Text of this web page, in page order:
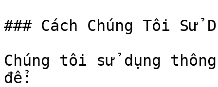
### Cách Chúng Tôi Sử
Chúng tôi sử dụng
để: